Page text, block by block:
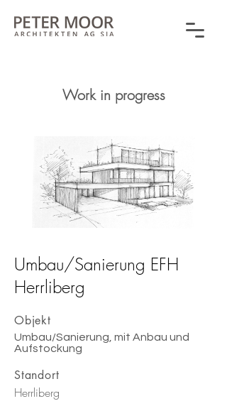
Work in progress
Umbau/Sanierung EFH
Herrliberg
Objekt
Umbau/Sanierung, mit Anbau und
Aufstockung
Standort
Herrliberg